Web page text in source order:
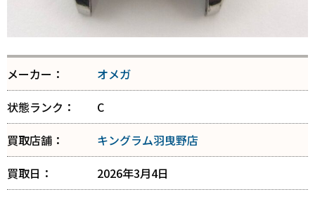
メーカー：
オメガ
状態ランク：
C
買取店舗：
キングラム羽曳野店
買取日：
2026年3月4日